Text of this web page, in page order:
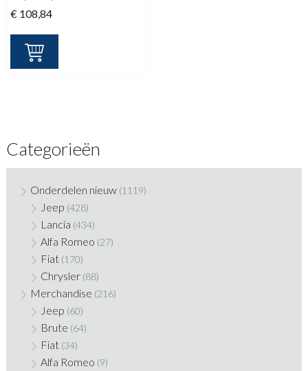
€ 108,84
Categorieën
Onderdelen nieuw (1119)
Jeep (428)
Lancia (434)
Alfa Romeo (27)
Fiat (170)
Chrysler (88)
Merchandise (216)
Jeep (60)
Brute (64)
Fiat (34)
Alfa Romeo (9)